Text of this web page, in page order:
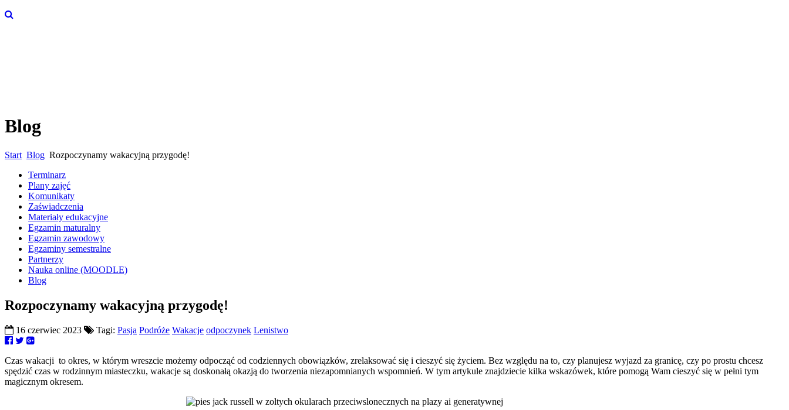
Blog
Start Blog Rozpoczynamy wakacyjną przygodę!
Terminarz
Plany zajęć
Komunikaty
Zaświadczenia
Materiały edukacyjne
Egzamin maturalny
Egzamin zawodowy
Egzaminy semestralne
Partnerzy
Nauka online (MOODLE)
Blog
Rozpoczynamy wakacyjną przygodę!
16 czerwiec 2023 Tagi: Pasja Podróże Wakacje odpoczynek Lenistwo
Czas wakacji to okres, w którym wreszcie możemy odpocząć od codziennych obowiązków, zrelaksować się i cieszyć się życiem. Bez względu na to, czy planujesz wyjazd za granicę, czy po prostu chcesz
spędzić czas w rodzinnym miasteczku, wakacje są doskonałą okazją do tworzenia niezapomnianych wspomnień. W tym artykule znajdziecie kilka wskazówek, które pomogą Wam cieszyć się w pełni tym
magicznym okresem.